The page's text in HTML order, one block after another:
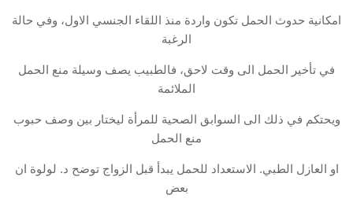
امكانية حدوث الحمل تكون واردة منذ اللقاء الجنسي الاول، وفي حالة
الرغبة
في تأخير الحمل الى وقت لاحق، فالطبيب يصف وسيلة منع الحمل
الملائمة
ويحتكم في ذلك الى السوابق الصحية للمرأة ليختار بين وصف حبوب
منع الحمل
او العازل الطبي. الاستعداد للحمل يبدأ قبل الزواج توضح د. لولوة ان
بعض